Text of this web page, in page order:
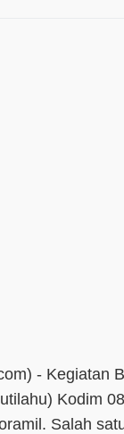
- Kegiatan
Kodim
Salah